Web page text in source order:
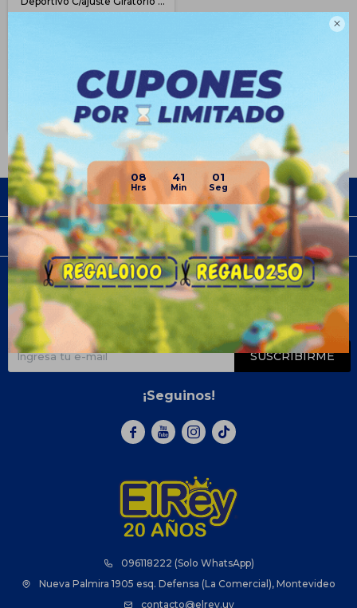

08 41 01
$ 823
$ 871
Disponible Envío
096118222 (Solo WhatsApp)
Nueva Palmira 1905 esq. Defensa (La Comercial), Montevideo
contacto@elrey.uy
Empresa
Compra
Newsletter
¡Suscribite y recibí todas nuestras novedades!
SUSCRIBIRME
¡Seguinos!
  